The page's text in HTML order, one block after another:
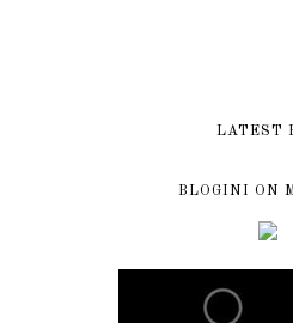
LATEST
BLOGINI ON